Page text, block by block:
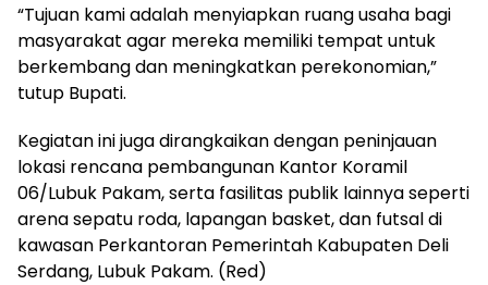
“Tujuan kami adalah menyiapkan ruang usaha bagi
masyarakat agar mereka memiliki tempat untuk
berkembang dan meningkatkan perekonomian,”
tutup Bupati.
Kegiatan ini juga dirangkaikan dengan peninjauan
lokasi rencana pembangunan Kantor Koramil
06/Lubuk Pakam, serta fasilitas publik lainnya seperti
arena sepatu roda, lapangan basket, dan futsal di
kawasan Perkantoran Pemerintah Kabupaten Deli
Serdang, Lubuk Pakam. (Red)